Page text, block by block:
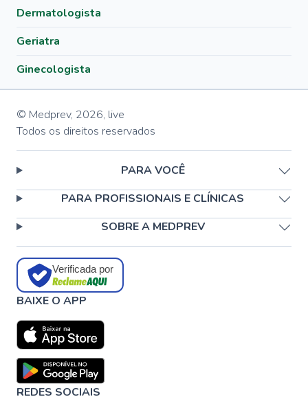
Dermatologista
Geriatra
Ginecologista
© Medprev, 2026, live
Todos os direitos reservados
PARA VOCÊ
PARA PROFISSIONAIS E CLÍNICAS
SOBRE A MEDPREV
Verificada por
BAIXE O APP
REDES SOCIAIS